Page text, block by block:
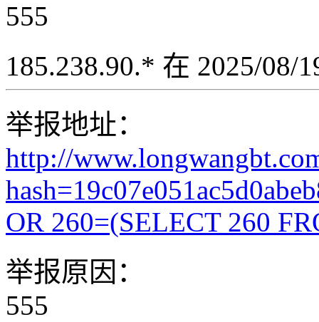
555
185.238.90.* 在 2025/08/
举报地址：
http://
OR 260=(SELECT 260
举报原因：
555